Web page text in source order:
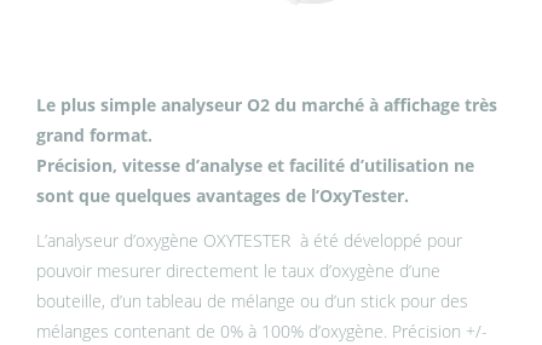
Le plus simple analyseur O2 du marché à affichage très
grand format.
Précision, vitesse d’analyse et facilité d’utilisation ne
sont que quelques avantages de l’OxyTester.
L’analyseur d’oxygène OXYTESTER à été développé pour
pouvoir mesurer directement le taux d’oxygène d’une
bouteille, d’un tableau de mélange ou d’un stick pour des
mélanges contenant de 0% à 100% d’oxygène. Précision +/-